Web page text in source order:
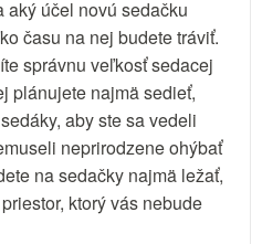
aký účel novú sedačku
času na nej budete tráviť.
správnu veľkosť sedacej
plánujete najmä sedieť,
aby ste sa vedeli
neprirodzene ohýbať
na sedačky najmä ležať,
ktorý vás nebude